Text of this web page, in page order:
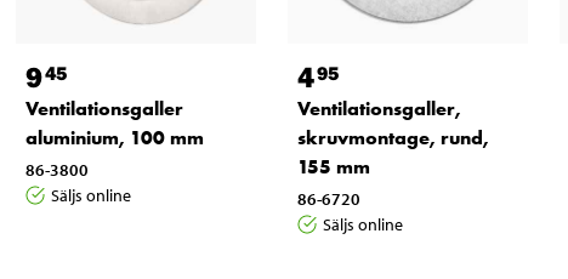
945
Ventilationsgaller
aluminium, 100 mm
86-3800
Säljs online
495
Ventilationsgaller,
skruvmontage, rund,
155 mm
86-6720
Säljs online